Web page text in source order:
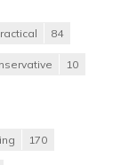
84
10
170